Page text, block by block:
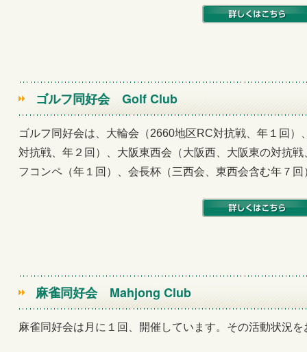
ゴルフ同好会Golf Club
ゴルフ同好会は、大輪会（2660地区RC対抗戦、年１回
対抗戦、年２回）、大阪東西会（大阪西、大阪東の対抗
フコンペ（年１回）、会長杯（三西会、東西会含む年７
麻雀同好会Mahjong Club
麻雀同好会は月に１回、開催しています。その活動状況